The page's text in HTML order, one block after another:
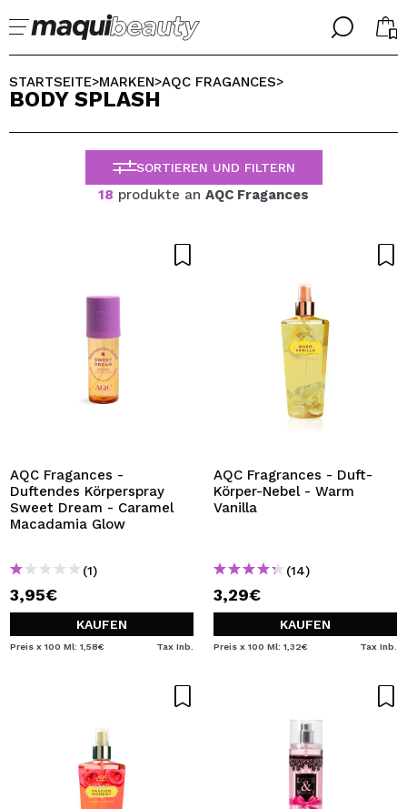
╳
Ich bin bereits #maquilover, ich habe ein Konto
Ich habe hier kein Konto
ICH MÖCHTE MICH
Durch die Erstellung eines Kontos bei Maquillalia.de
können Sie Ihre Einkäufe schnell tätigen, den Status Ihrer
Bestellungen überprüfen und Ihre bisherigen Vorgänge
einsehen.
BENUTZERKONTO ERSTELLEN
╳
WÄHLE DEINE SPRACHE
ALEMAN
ESPAÑOL
ENGLISH
FRANCES
STARTSEITE>MARKEN>AQC FRAGANCES>
BODY SPLASH
SORTIEREN UND FILTERN
18 produkte an AQC Fragances
AQC Fragances -
Duftendes Körperspray
Sweet Dream - Caramel
Macadamia Glow
(1)
3,95€
KAUFEN
Preis x 100 Ml: 1,58€ Tax Inb.
AQC Fragrances - Duft-
Körper-Nebel - Warm
Vanilla
(14)
3,29€
KAUFEN
Preis x 100 Ml: 1,32€ Tax Inb.